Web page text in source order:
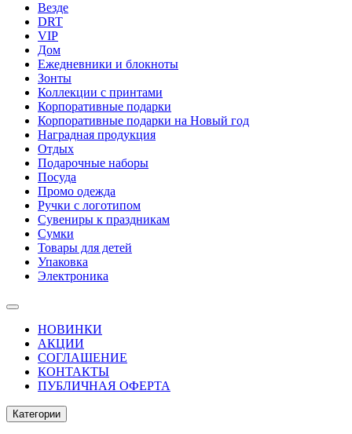
Везде
DRT
VIP
Дом
Ежедневники и блокноты
Зонты
Коллекции с принтами
Корпоративные подарки
Корпоративные подарки на Новый год
Наградная продукция
Отдых
Подарочные наборы
Посуда
Промо одежда
Ручки с логотипом
Сувениры к праздникам
Сумки
Товары для детей
Упаковка
Электроника
НОВИНКИ
АКЦИИ
СОГЛАШЕНИЕ
КОНТАКТЫ
ПУБЛИЧНАЯ ОФЕРТА
Категории